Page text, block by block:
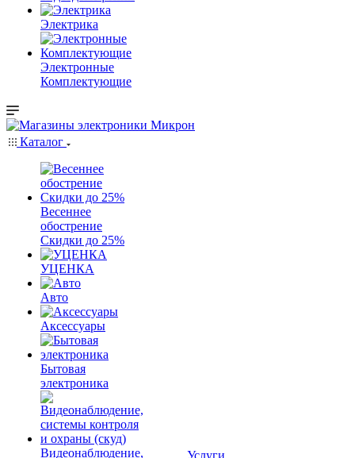
Электрика
Электронные
Комплектующие
Каталог
Весеннее
обострение
Скидки до 25%
УЦЕНКА
Авто
Аксессуары
Бытовая
электроника
Видеонаблюдение,
Услуги